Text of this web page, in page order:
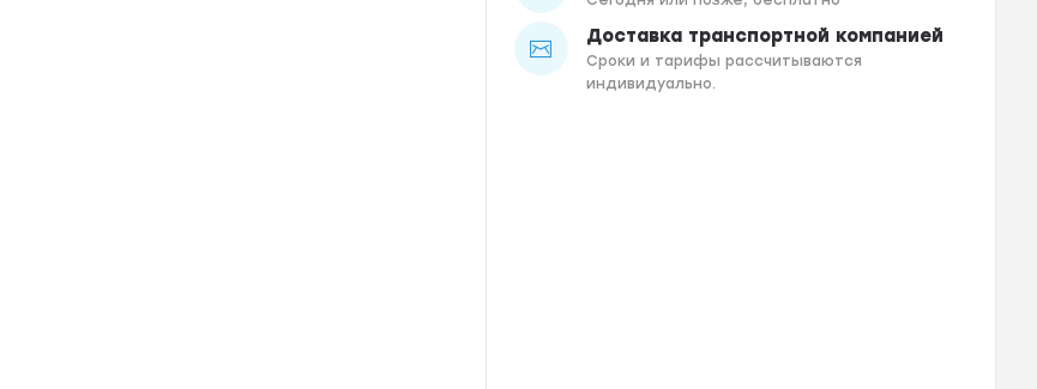
Доставка транспортной компанией
Сроки и тарифы рассчитываются
индивидуально.